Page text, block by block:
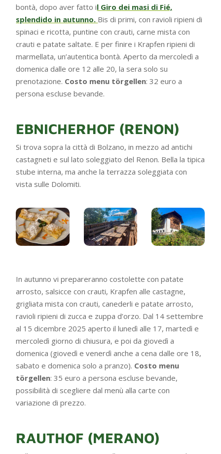
bontà, dopo aver fatto il Giro dei masi di Fié,
splendido in autunno. Bis di primi, con ravioli ripieni di
spinaci e ricotta, puntine con crauti, carne mista con
crauti e patate saltate. E per finire i Krapfen ripieni di
marmellata, un’autentica bontà. Aperto da mercoledì a
domenica dalle ore 12 alle 20, la sera solo su
prenotazione. Costo menu törgellen: 32 euro a
persona escluse bevande.
EBNICHERHOF (RENON)
Si trova sopra la città di Bolzano, in mezzo ad antichi
castagneti e sul lato soleggiato del Renon. Bella la tipica
stube interna, ma anche la terrazza soleggiata con
vista sulle Dolomiti.
In autunno vi prepareranno costolette con patate
arrosto, salsicce con crauti, Krapfen alle castagne,
grigliata mista con crauti, canederli e patate arrosto,
ravioli ripieni di zucca e zuppa d’orzo. Dal 14 settembre
al 15 dicembre 2025 aperto il lunedì alle 17, martedì e
mercoledì giorno di chiusura, e poi da giovedì a
domenica (giovedì e venerdì anche a cena dalle ore 18,
sabato e domenica solo a pranzo). Costo menu
törgellen: 35 euro a persona escluse bevande,
possibilità di scegliere dal menù alla carte con
variazione di prezzo.
RAUTHOF (MERANO)